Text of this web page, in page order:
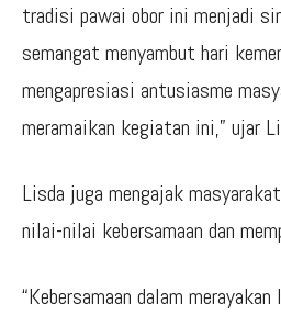
tradisi pawai obor ini menjadi
semangat menyambut hari
mengapresiasi antusiasme
meramaikan kegiatan ini,” ujar
Lisda juga mengajak
nilai-nilai kebersamaan dan
“Kebersamaan dalam